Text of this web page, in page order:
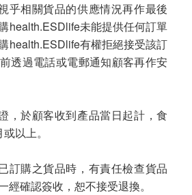
相關貨品的供應情況再作最後
health.ESDlife未能提供任何訂單
health.ESDlife有權拒絕接受該訂
透過電話或電郵通知顧客再作安
於顧客收到產品當日起計，食
以上。
購之貨品時，有責任檢查貨品
經確認簽收，恕不接受退換。